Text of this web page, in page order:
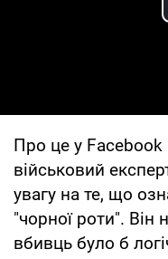
Про це у Facebook
військовий
увагу на те, що
"чорної роти". Він
вбивць було б